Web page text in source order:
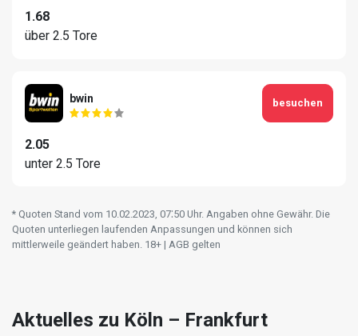
1.68
über 2.5 Tore
bwin
2.05
unter 2.5 Tore
besuchen
* Quoten Stand vom 10.02.2023‚ 07⁚50 Uhr. Angaben ohne Gewähr. Die
Quoten unterliegen laufenden Anpassungen und können sich
mittlerweile geändert haben. 18+ | AGB gelten
Aktuelles zu Köln – Frankfurt